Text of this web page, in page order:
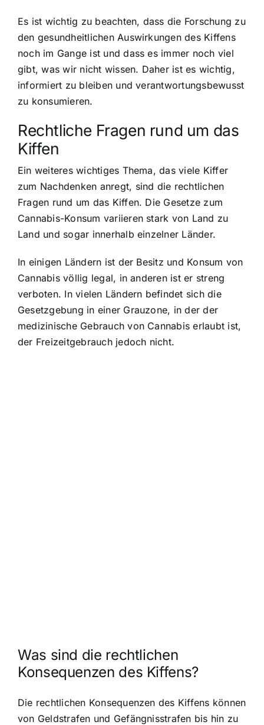
Es ist wichtig zu beachten, dass die Forschung zu
den gesundheitlichen Auswirkungen des Kiffens
noch im Gange ist und dass es immer noch viel
gibt, was wir nicht wissen. Daher ist es wichtig,
informiert zu bleiben und verantwortungsbewusst
zu konsumieren.
Rechtliche Fragen rund um das
Kiffen
Ein weiteres wichtiges Thema, das viele Kiffer
zum Nachdenken anregt, sind die rechtlichen
Fragen rund um das Kiffen. Die Gesetze zum
Cannabis-Konsum variieren stark von Land zu
Land und sogar innerhalb einzelner Länder.
In einigen Ländern ist der Besitz und Konsum von
Cannabis völlig legal, in anderen ist er streng
verboten. In vielen Ländern befindet sich die
Gesetzgebung in einer Grauzone, in der der
medizinische Gebrauch von Cannabis erlaubt ist,
der Freizeitgebrauch jedoch nicht.
Was sind die rechtlichen
Konsequenzen des Kiffens?
Die rechtlichen Konsequenzen des Kiffens können
von Geldstrafen und Gefängnisstrafen bis hin zu